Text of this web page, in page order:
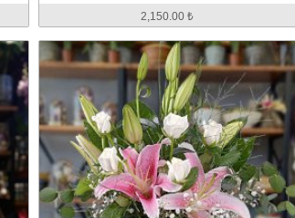
2,150.00 ₺